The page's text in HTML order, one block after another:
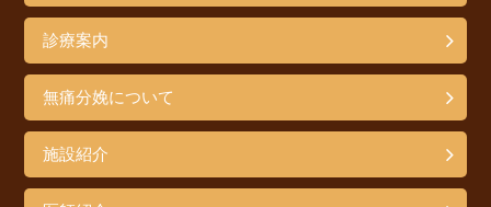
診療案内
無痛分娩について
施設紹介